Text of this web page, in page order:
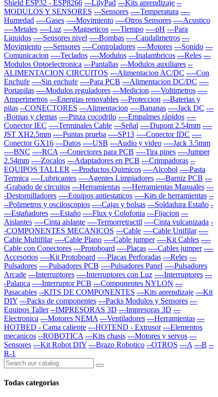
Shield ESP32 - ESP8266 ---LilyPad ---Kits aprendizaje --
MODULOS Y SENSORES ---Sensores ----Temperatura ----
Humedad ----Gases ----Movimiento ----Otros Sensores ----Acustico
----Metales ----Luz ----Magneticos ----Tiempo ----pH ---Para
Liquidos ----Sensores nivel ----Bombas ----Caudalimetros ---
Movimiento ----Sensores ----Controladores ----Motores ---Sonido ---
Comunicacion ----Teclados ----Modulos ---Inalambricos ---Reles ---
Modulos Optoelectronica ---Pantallas ---Modulos auxiliares --
ALIMENTACION CIRCUITOS ---Alimentacion AC/DC ----Con
Enchufe ----Sin enchufe ----Para PCB ---Alimentacion DC/DC ----
Portapilas ----Modulos reguladores ---Medicion ----Voltimetros ----
Amperimetros ---Energias renovables ---Proteccion ---Baterias y
pilas --CONECTORES ---Alimentacion ----Bananas ----Jack DC ---
-Bornas y clemas ----Pinza cocodrilo ----Empalmes rápidos ----
Conector IEC ----Terminales Cable ---Señal ----Dupont 2.54mm ----
JST XH2.5mm ----Puntas prueba ----SP13 ----Conector IDC ----
Conector GX16 ---Datos ----USB ---Audio y video ----Jack 3.5mm
----BNC ----RCA ---Conectores para PCB ----Tira pines ----Jumper
2.54mm ----Zocalos ---Adaptadores en PCB ---Crimpadoras --
EQUIPOS TALLER ---Productos Quimicos ----Alcohol ----Pasta
Termica ----Lubricantes ----Agentes Limpiadores ----Barniz PCB ---
-Grabado de circuitos ---Herramientas ----Herramientas Manuales ---
-Destornilladores ----Equipos antiestaticos ----Kits de herramientas --
--Polimetros y osciloscopios ----Cajas y bolsas ---Soldadura Estaño -
---Estañadores ----Estaño ----Flux y Colofonia ---Fijacion ---
Aislantes ----Cinta aislante ----Termorretractil ----Cinta vulcanizada -
-COMPONENTES MECANICOS ---Cable ----Cable Unifilar ----
Cable Multifilar ----Cable Plano ----Cable jumper ----Kit Cables ----
Cable con Conectores ---Protoboard ----Placas ----Cables jumper ----
Accesorios ----Kit Protoboard ----Placas Perforadas ---Reles ---
Pulsadores ----Pulsadores PCB ----Pulsadores Panel ----Pulsadores
Arcade ---Interruptores ----Interruptores con Luz ----Interruptores ---
-Palanca ----Interruptor PCB ---Componentes NYLON ---
Pasacables --KITS DE COMPONENTES ---Kits aprendizaje ---Kit
DIY ---Packs de componentes ---Packs Modulos y Sensores ---
Equipos Taller --IMPRESORAS 3D ---Impresoras 3D ---
Electronica ---Motores NEMA ---Ventiladores ---Herramientas ---
HOTBED - Cama caliente ---HOTEND - Extrusor ---Elementos
mecanicos --ROBOTICA ---Kits chasis ---Motores y servos ---
Sensores ---Kit Robot DIY ---Brazo Robotico --OTROS ---A ---B --
R-1
Todas categorias